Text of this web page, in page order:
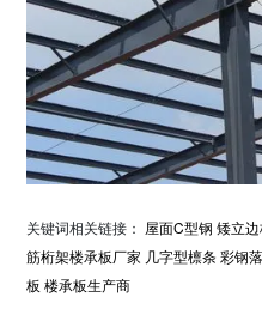
关键词相关链接： 屋面C型钢 矮立
筋桁架楼承板厂家 几字型檩条 彩钢
板 楼承板生产商